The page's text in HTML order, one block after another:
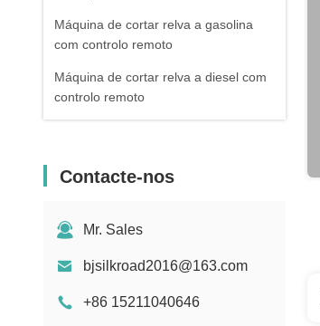
Máquina de cortar relva a gasolina
com controlo remoto
Máquina de cortar relva a diesel com
controlo remoto
Contacte-nos
Mr. Sales
bjsilkroad2016@163.com
+86 15211040646